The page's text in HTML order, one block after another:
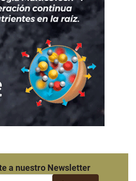
a nuestro Newsletter